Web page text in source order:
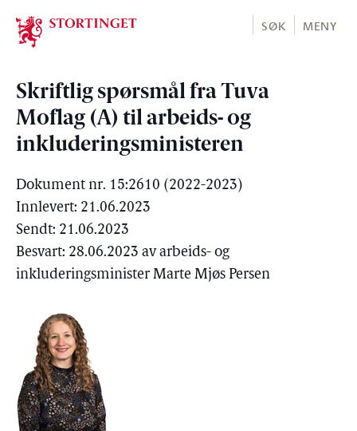
Stortinget.no
SØK MENY
Skriftlig spørsmål fra Tuva
Moflag (A) til arbeids- og
inkluderingsministeren
Dokument nr. 15:2610 (2022-2023)
Innlevert: 21.06.2023
Sendt: 21.06.2023
Besvart: 28.06.2023 av arbeids- og
inkluderingsminister Marte Mjøs Persen